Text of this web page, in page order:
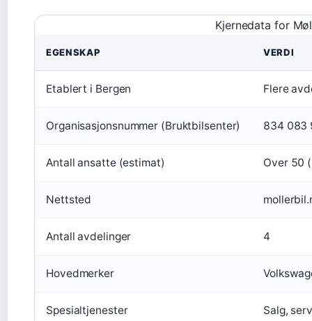
Kjernedata for
EGENSKAP VERDI
Etablert i Bergen Flere
Organisasjonsnummer (Bruktbilsenter) 834 083
Antall ansatte (estimat) Over 50
Nettsted
Antall avdelinger 4
Hovedmerker
Spesialtjenester Salg,